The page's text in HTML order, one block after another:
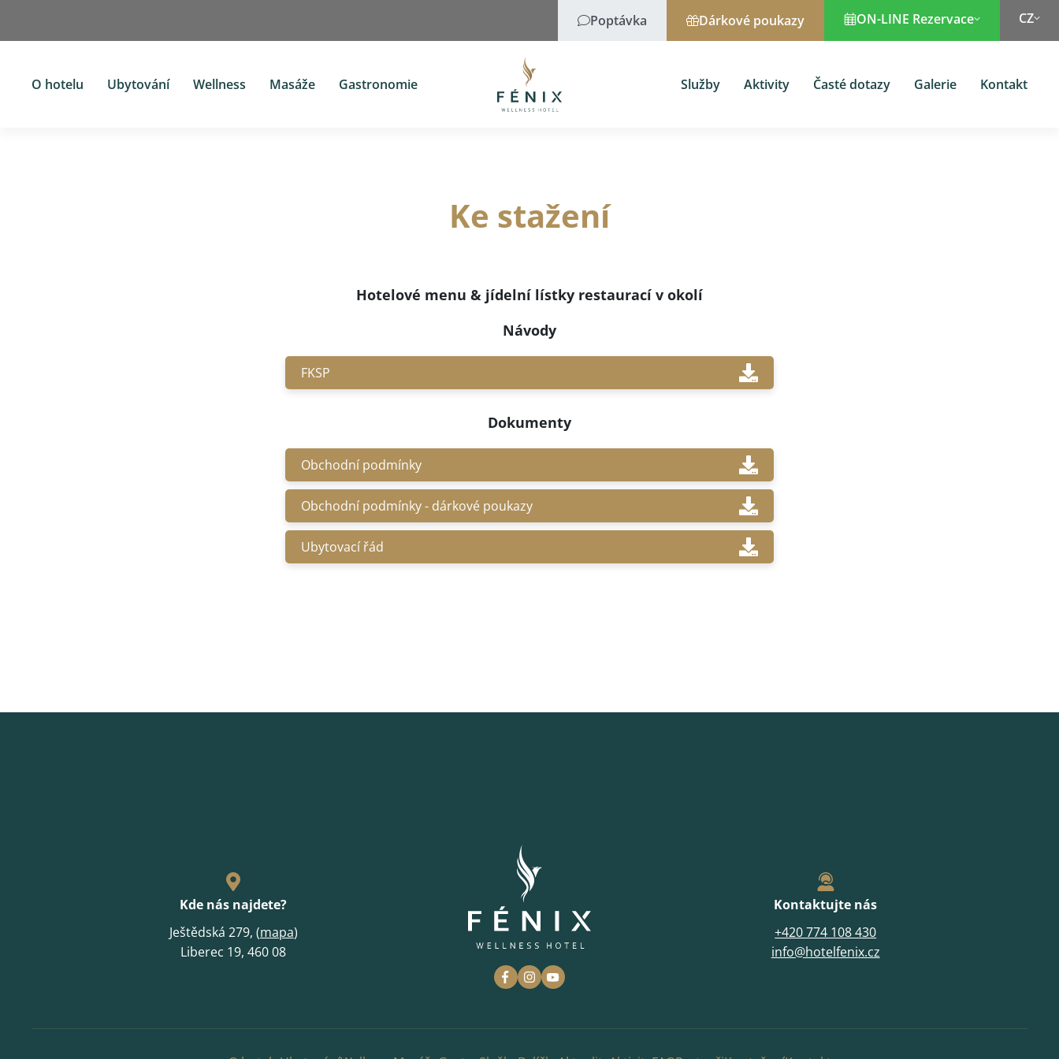
Poptávka Dárkové poukazy ON-LINE Rezervace CZ
O hotelu Ubytování Wellness Masáže Gastronomie Služby Aktivity Časté dotazy Galerie Kontakt
Ke stažení
Hotelové menu & jídelní lístky restaurací v okolí
Návody
FKSP
Dokumenty
Obchodní podmínky
Obchodní podmínky - dárkové poukazy
Ubytovací řád
Kde nás najdete?
Ještědská 279, (mapa)
Liberec 19, 460 08
Kontaktujte nás
+420 774 108 430
info@hotelfenix.cz